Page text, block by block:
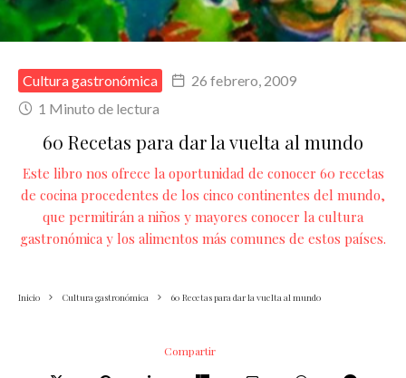
Cultura gastronómica
26 febrero, 2009
1 Minuto de lectura
60 Recetas para dar la vuelta al mundo
Este libro nos ofrece la oportunidad de conocer 60 recetas
de cocina procedentes de los cinco continentes del mundo,
que permitirán a niños y mayores conocer la cultura
gastronómica y los alimentos más comunes de estos países.
Inicio Cultura gastronómica 60 Recetas para dar la vuelta al mundo
Compartir